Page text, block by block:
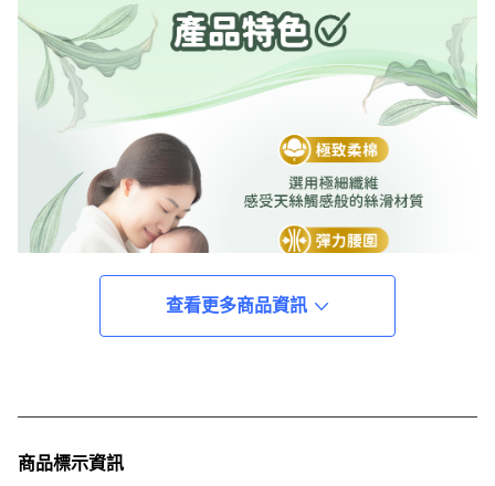
查看更多商品資訊
商品標示資訊